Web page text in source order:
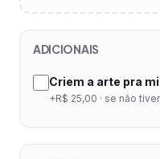
ADICIONAIS
Criem a arte pra
+R$ 25,00 · se não